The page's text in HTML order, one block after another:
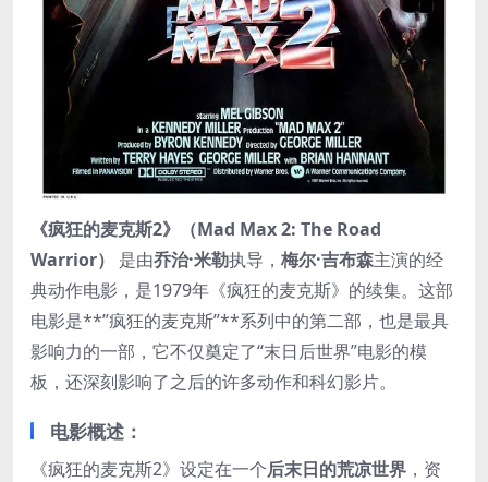
《疯狂的麦克斯2》（Mad Max 2: The Road
Warrior）
是由乔治·米勒执导， 梅尔·吉布森主演的经
典动作电影，是1979年《疯狂的麦克斯》的续集。这部
电影是**”疯狂的麦克斯”**系列中的第二部，也是最具
影响力的一部，它不仅奠定了“末日后世界”电影的模
板，还深刻影响了之后的许多动作和科幻影片。
电影概述：
《疯狂的麦克斯2》设定在一个后末日的荒凉世界 ，资